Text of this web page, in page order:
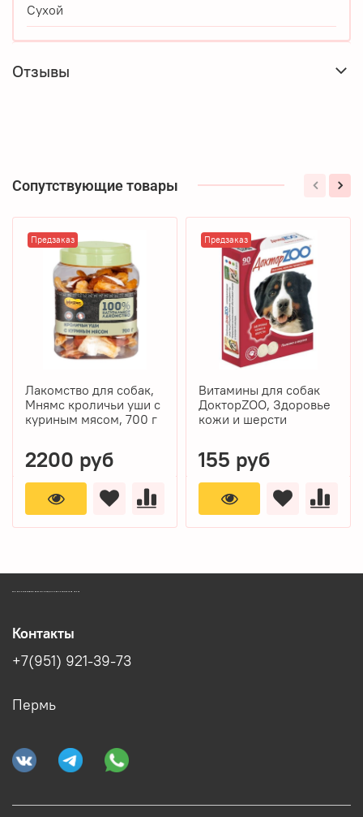
Сухой
Отзывы
Сопутствующие товары
Предзаказ
Лакомство для собак,
Мнямс кроличьи уши с
куриным мясом, 700 г
2200 руб
Предзаказ
Витамины для собак
ДокторZOO, Здоровье
кожи и шерсти
155 руб
Контакты
+7(951) 921-39-73
Пермь